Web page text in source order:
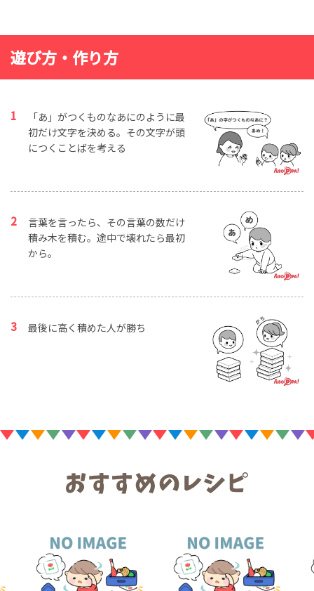
遊び方・作り方
「あ」がつくものなあにのように最
初だけ文字を決める。その文字が頭
につくことばを考える
言葉を言ったら、その言葉の数だけ
積み木を積む。途中で壊れたら最初
から。
最後に高く積めた人が勝ち